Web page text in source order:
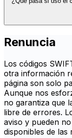
Renuncia
Los códigos
otra información
página son solo
Aunque nos
no garantiza que
libre de errores.
aviso y pueden
disponibles de las